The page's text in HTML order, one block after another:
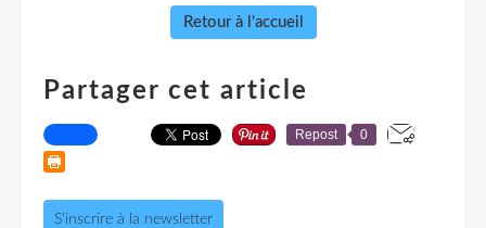
Retour à l'accueil
Partager cet article
Repost 0
S'inscrire à la newsletter